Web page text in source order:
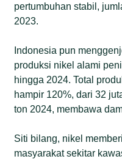
pertumbuhan stabil,
2023.
Indonesia pun
produksi nikel alami
hingga 2024. Total
hampir 120%, dari 32
ton 2024, membawa
Siti bilang, nikel
masyarakat sekitar